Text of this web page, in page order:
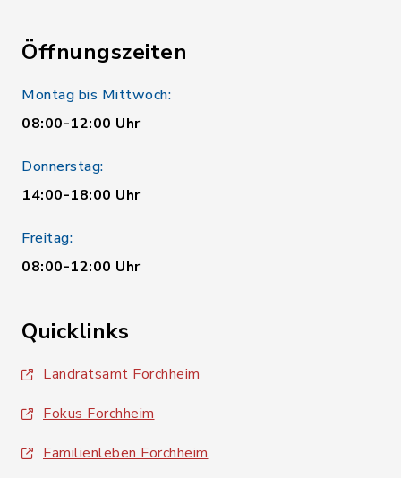
Öffnungszeiten
Montag bis Mittwoch:
08:00-12:00 Uhr
Donnerstag:
14:00-18:00 Uhr
Freitag:
08:00-12:00 Uhr
Quicklinks
Landratsamt Forchheim
Fokus Forchheim
Familienleben Forchheim